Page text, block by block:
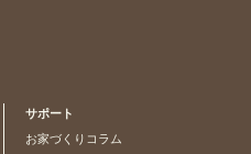
サポート
お家づくりコラム